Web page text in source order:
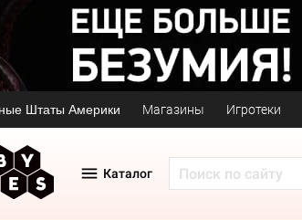
Штаты Америки Магазины Игротеки
Каталог